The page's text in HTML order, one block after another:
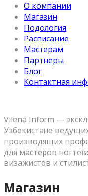
О компании
Магазин
Подология
Расписание
Мастерам
Партнеры
Блог
Контактная
Vilena Inform —
Узбекистане
производящих
для мастеров
визажистов и
Магазин